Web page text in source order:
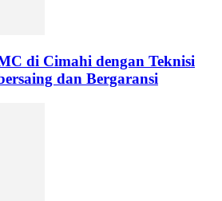
di Cimahi dengan Teknisi
dan Bergaransi